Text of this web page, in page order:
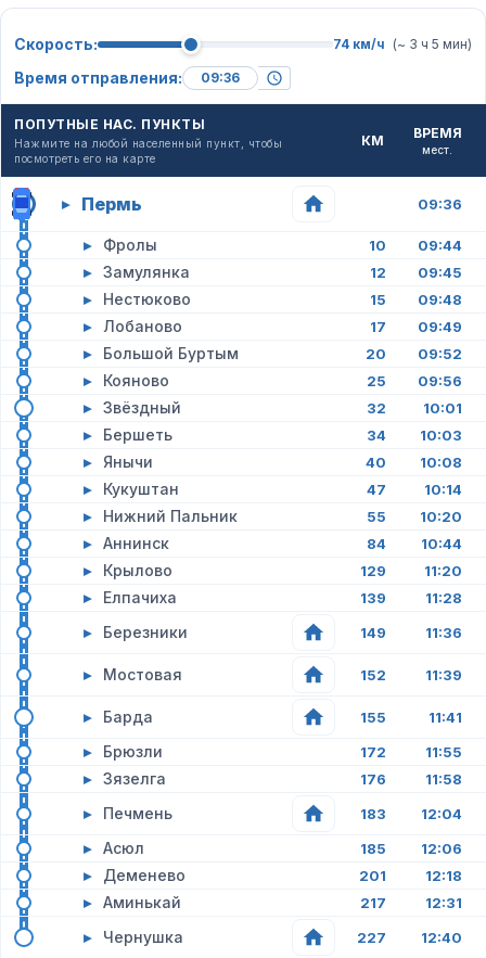
Скорость: 74 км/ч (~ 3 ч 5 мин)
Время отправления:
ПОПУТНЫЕ НАС. ПУНКТЫ
Нажмите на любой населенный пункт, чтобы
посмотреть его на карте
КМ ВРЕМЯ
мест.
▸ Пермь 09:36
▸ Фролы 10 09:44
▸ Замулянка 12 09:45
▸ Нестюково 15 09:48
▸ Лобаново 17 09:49
▸ Большой Буртым 20 09:52
▸ Кояново 25 09:56
▸ Звёздный 32 10:01
▸ Бершеть 34 10:03
▸ Янычи 40 10:08
▸ Кукуштан 47 10:14
▸ Нижний Пальник 55 10:20
▸ Аннинск 84 10:44
▸ Крылово 129 11:20
▸ Елпачиха 139 11:28
▸ Березники 149 11:36
▸ Мостовая 152 11:39
▸ Барда 155 11:41
▸ Брюзли 172 11:55
▸ Зязелга 176 11:58
▸ Печмень 183 12:04
▸ Асюл 185 12:06
▸ Деменево 201 12:18
▸ Аминькай 217 12:31
▸ Чернушка 227 12:40